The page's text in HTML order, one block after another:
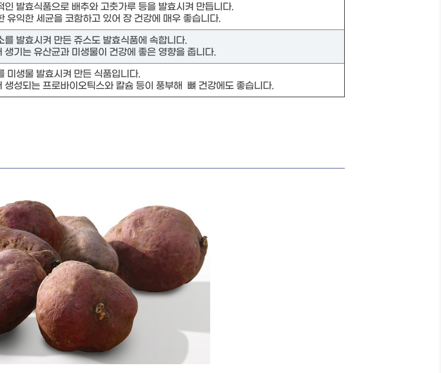
인 발효식품으로 배추와 고춧가루 등을 발효시켜 만듭니다.
유익한 세균을 코함하고 있어 장 건강에 매우 좋습니다.
를 발효시켜 만든 쥬스도 발효식품에 속합니다.
생기는 유산균과 미생물이 건강에 좋은 영향을 줍니다.
미생물 발효시켜 만든 식품입니다.
생성되는 프로바이오틱스와 칼슘 등이 풍부해 뼈 건강에도 좋습니다.